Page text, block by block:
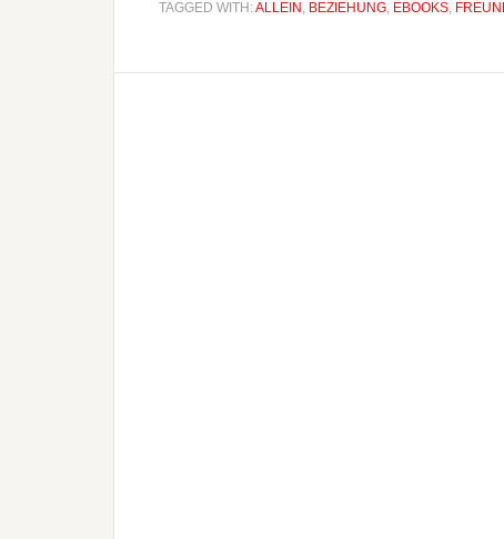
TAGGED WITH:ALLEIN , BEZIEHUNG, EBOOKS,